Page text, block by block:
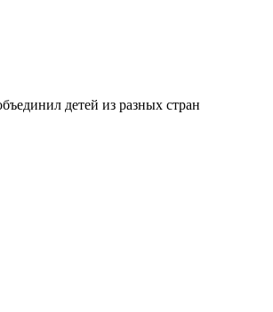
детей из разных стран